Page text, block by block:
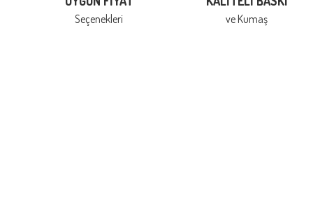
Seçenekleri ve Kumaş